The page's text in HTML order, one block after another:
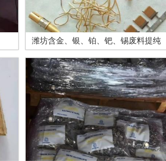
潍坊含金、银、铂、钯、锡废料提纯